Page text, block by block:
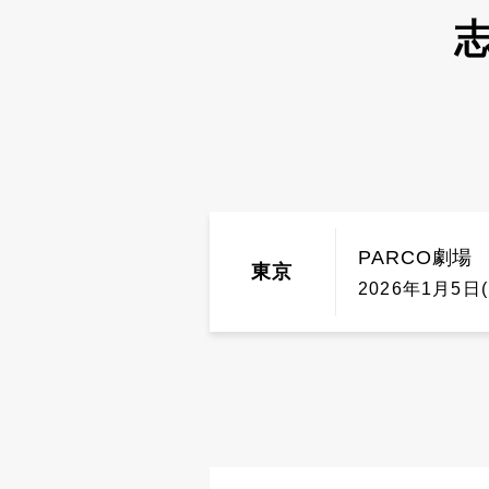
東京
PARCO劇場
2026年1月5日